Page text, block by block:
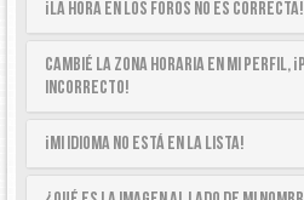
¡La hora en los foros no es correcta!
Cambié la zona horaria en mi perfil,
incorrecto!
¡Mi idioma no está en la lista!